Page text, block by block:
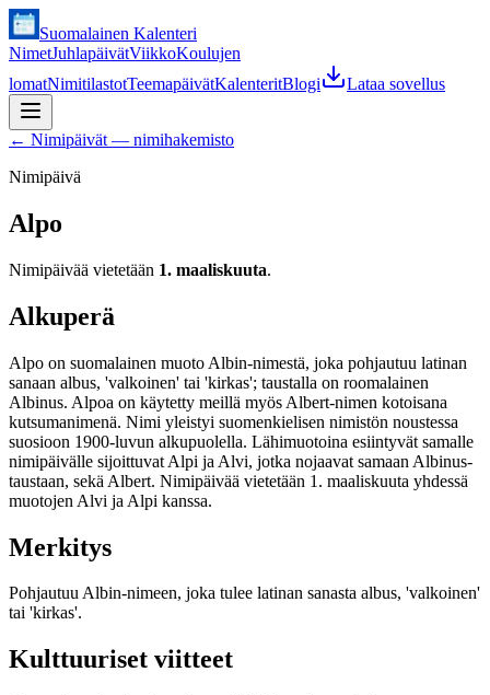
Suomalainen Kalenteri
NimetJuhlapäivätViikkoKoulujen
lomatNimitilastotTeemapäivätKalenteritBlogi Lataa sovellus
← Nimipäivät — nimihakemisto
Nimipäivä
Alpo
Nimipäivää vietetään 1. maaliskuuta.
Alkuperä
Alpo on suomalainen muoto Albin-nimestä, joka pohjautuu latinan
sanaan albus, 'valkoinen' tai 'kirkas'; taustalla on roomalainen
Albinus. Alpoa on käytetty meillä myös Albert-nimen kotoisana
kutsumanimenä. Nimi yleistyi suomenkielisen nimistön noustessa
suosioon 1900-luvun alkupuolella. Lähimuotoina esiintyvät samalle
nimipäivälle sijoittuvat Alpi ja Alvi, jotka nojaavat samaan Albinus-
taustaan, sekä Albert. Nimipäivää vietetään 1. maaliskuuta yhdessä
muotojen Alvi ja Alpi kanssa.
Merkitys
Pohjautuu Albin-nimeen, joka tulee latinan sanasta albus, 'valkoinen'
tai 'kirkas'.
Kulttuuriset viitteet